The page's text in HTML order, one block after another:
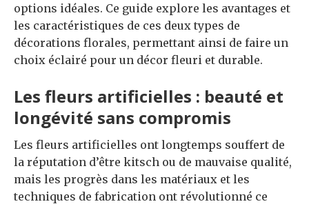
options idéales. Ce guide explore les avantages et
les caractéristiques de ces deux types de
décorations florales, permettant ainsi de faire un
choix éclairé pour un décor fleuri et durable.
Les fleurs artificielles : beauté et
longévité sans compromis
Les fleurs artificielles ont longtemps souffert de
la réputation d’être kitsch ou de mauvaise qualité,
mais les progrès dans les matériaux et les
techniques de fabrication ont révolutionné ce